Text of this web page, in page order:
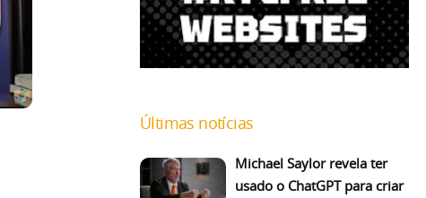
Últimas notícias
Michael Saylor revela ter
usado o ChatGPT para criar